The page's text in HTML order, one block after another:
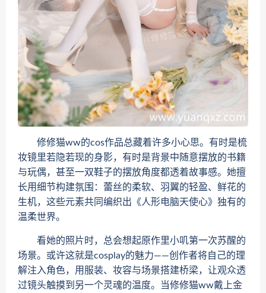
修修猫ww的cos作品总藏着许多小心思。有时是梳
妆镜里若隐若现的身影，有时是背景中随意摆放的书籍
与玩偶，甚至一双鞋子的摆放角度都透着故事感。她擅
长用细节构建氛围：蕾丝的柔软、羽翼的轻盈、鲜花的
生机，这些元素共同编织出《人形电脑天使心》独有的
温柔世界。
看她的照片时，总会想起原作里小叽第一次苏醒的
场景。或许这就是cosplay的魅力——创作者将自己的理
解注入角色，用服装、妆容与场景搭建桥梁，让观众透
过镜头触摸到另一个灵魂的温度。当修修猫ww戴上金